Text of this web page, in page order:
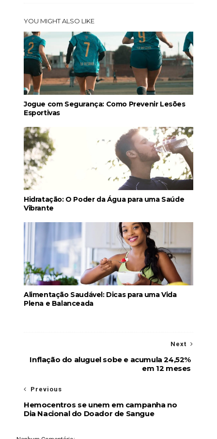
YOU MIGHT ALSO LIKE
Jogue com Segurança: Como Prevenir Lesões
Esportivas
Hidratação: O Poder da Água para uma Saúde
Vibrante
Alimentação Saudável: Dicas para uma Vida
Plena e Balanceada
Next
Inflação do aluguel sobe e acumula 24,52%
em 12 meses
Previous
Hemocentros se unem em campanha no
Dia Nacional do Doador de Sangue